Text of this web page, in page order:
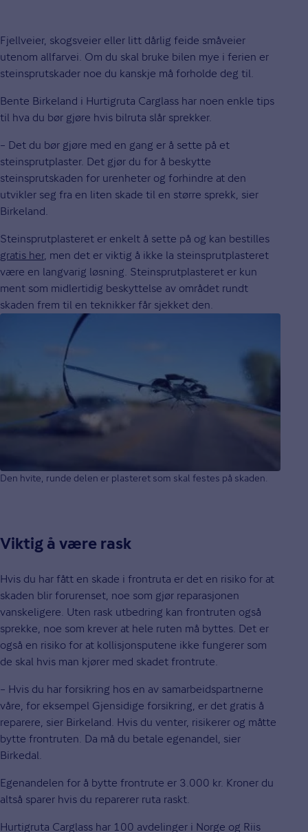
Fjellveier, skogsveier eller litt dårlig feide småveier
utenom allfarvei. Om du skal bruke bilen mye i ferien er
steinsprutskader noe du kanskje må forholde deg til.
Bente Birkeland i Hurtigruta Carglass har noen enkle tips
til hva du bør gjøre hvis bilruta slår sprekker.
– Det du bør gjøre med en gang er å sette på et
steinsprutplaster. Det gjør du for å beskytte
steinsprutskaden for urenheter og forhindre at den
utvikler seg fra en liten skade til en større sprekk, sier
Birkeland.
Steinsprutplasteret er enkelt å sette på og kan bestilles
gratis her, men det er viktig å ikke la steinsprutplasteret
være en langvarig løsning. Steinsprutplasteret er kun
ment som midlertidig beskyttelse av området rundt
skaden frem til en teknikker får sjekket den.
Den hvite, runde delen er plasteret som skal festes på skaden.
Viktig å være rask
Hvis du har fått en skade i frontruta er det en risiko for at
skaden blir forurenset, noe som gjør reparasjonen
vanskeligere. Uten rask utbedring kan frontruten også
sprekke, noe som krever at hele ruten må byttes. Det er
også en risiko for at kollisjonsputene ikke fungerer som
de skal hvis man kjører med skadet frontrute.
– Hvis du har forsikring hos en av samarbeidspartnerne
våre, for eksempel Gjensidige forsikring, er det gratis å
reparere, sier Birkeland. Hvis du venter, risikerer og måtte
bytte frontruten. Da må du betale egenandel, sier
Birkedal.
Egenandelen for å bytte frontrute er 3.000 kr. Kroner du
altså sparer hvis du reparerer ruta raskt.
Hurtigruta Carglass har 100 avdelinger i Norge og Riis